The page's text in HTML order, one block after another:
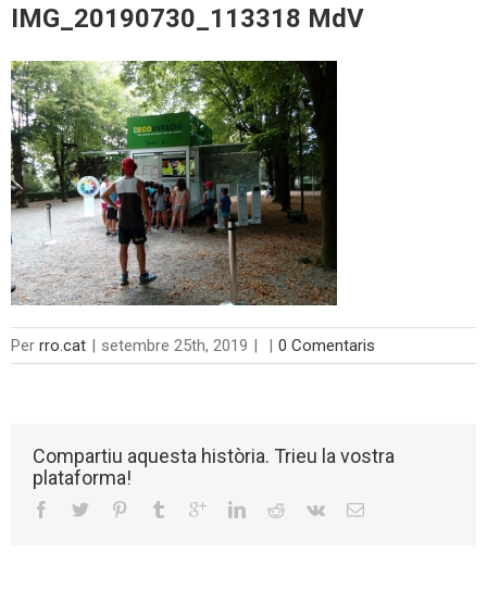
IMG_20190730_113318 MdV
Per rro.cat | setembre 25th, 2019 | | 0 Comentaris
Compartiu aquesta història. Trieu la vostra
plataforma!